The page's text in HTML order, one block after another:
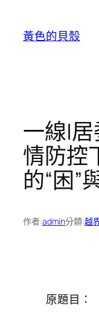
黃色的貝殼
一線|
情防控
的“困”
作者:admin分類:越
原題目：